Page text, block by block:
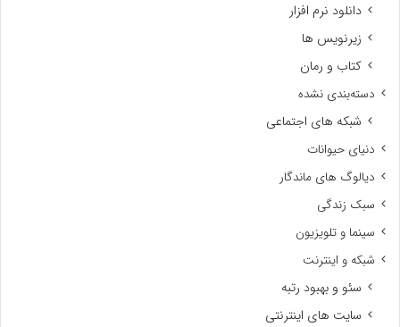
دانلود نرم افزار
زیرنویس ها
کتاب و رمان
دسته‌بندی نشده
شبکه های اجتماعی
دنیای حیوانات
دیالوگ های ماندگار
سبک زندگی
سینما و تلویزیون
شبکه و اینترنت
سئو و بهبود رتبه
سایت های اینترنتی